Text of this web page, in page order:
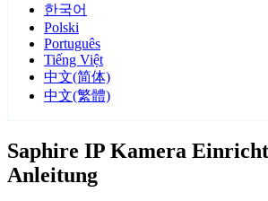
한국어
Polski
Português
Tiếng Việt
中文(简体)
中文(繁體)
Saphire IP Kamera
Anleitung